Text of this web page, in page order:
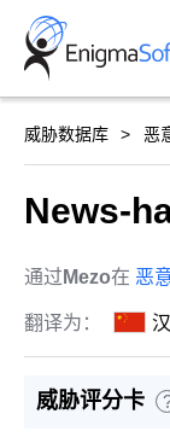
Skip
content
威胁数据库 恶
News-
通过 Mezo在 恶
翻译为：
威胁评分卡